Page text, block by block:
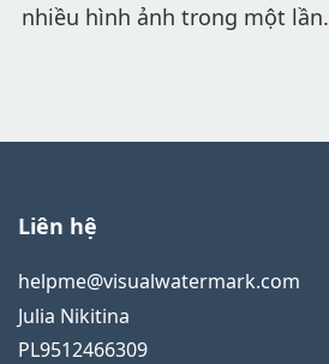
nhiều hình ảnh trong một lần.
Liên hệ
helpme@visualwatermark.com
Julia Nikitina
PL9512466309